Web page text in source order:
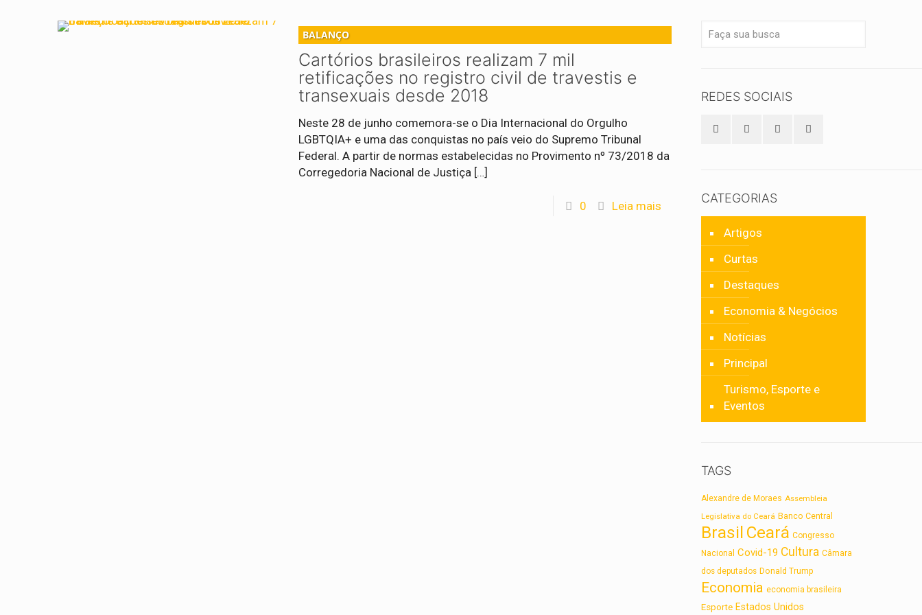
BALANÇO
Cartórios brasileiros realizam 7 mil
retificações no registro civil de travestis e
transexuais desde 2018
Neste 28 de junho comemora-se o Dia Internacional do Orgulho
LGBTQIA+ e uma das conquistas no país veio do Supremo Tribunal
Federal. A partir de normas estabelecidas no Provimento nº 73/2018 da
Corregedoria Nacional de Justiça […]
0 Leia mais
REDES SOCIAIS
CATEGORIAS
Artigos
Curtas
Destaques
Economia & Negócios
Notícias
Principal
Turismo, Esporte e
Eventos
TAGS
Alexandre de Moraes Assembleia
Legislativa do Ceará Banco Central
Brasil Ceará Congresso
Nacional
Covid-19 Cultura Câmara
dos deputados Donald Trump
Economia economia brasileira
Esporte Estados Unidos